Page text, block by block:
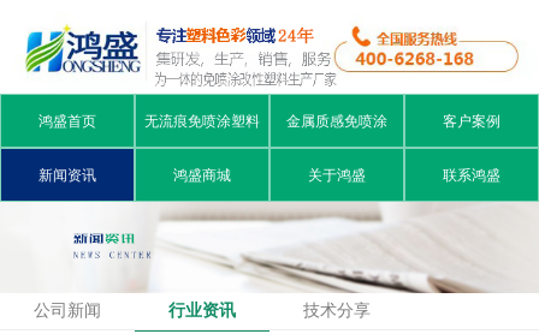
鸿盛首页 无流痕免喷涂塑料 金属质感免喷涂 客户案例
新闻资讯 鸿盛商城 关于鸿盛 联系鸿盛
公司新闻 行业资讯 技术分享